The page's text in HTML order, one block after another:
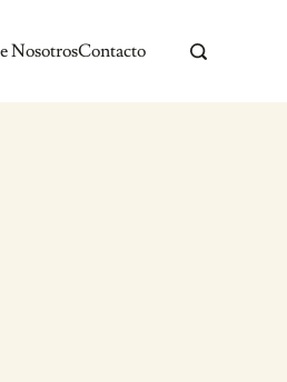
NosotrosContacto